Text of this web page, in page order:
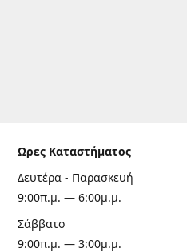
Ωρες Καταστήματος
Δευτέρα - Παρασκευή
9:00π.μ. — 6:00μ.μ.
Σάββατο
9:00π.μ. — 3:00μ.μ.